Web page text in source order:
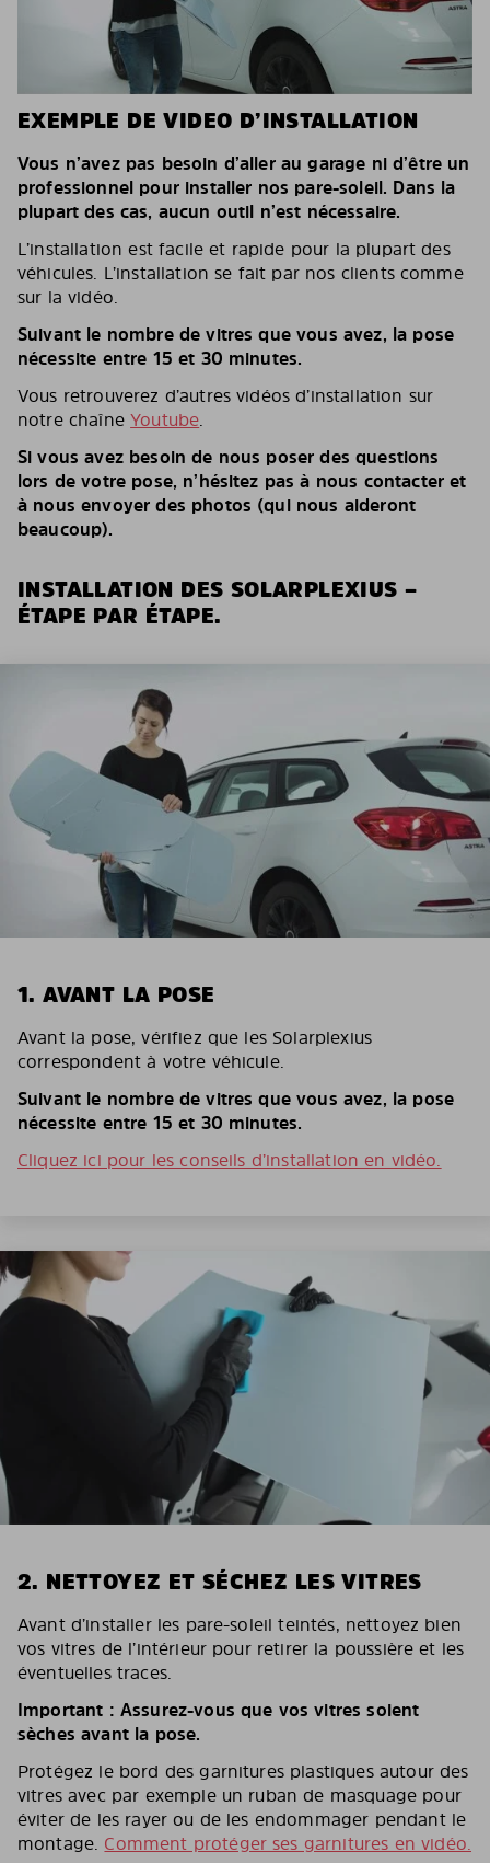
EXEMPLE DE VIDEO D’INSTALLATION
Vous n’avez pas besoin d’aller au garage ni d’être un
professionnel pour installer nos pare-soleil. Dans la
plupart des cas, aucun outil n’est nécessaire.
L’installation est facile et rapide pour la plupart des
véhicules. L’installation se fait par nos clients comme
sur la vidéo.
Suivant le nombre de vitres que vous avez, la pose
nécessite entre 15 et 30 minutes.
Vous retrouverez d’autres vidéos d’installation sur
notre chaîneYoutube.
Si vous avez besoin de nous poser des questions
lors de votre pose, n’hésitez pas à nous contacter et
à nous envoyer des photos (qui nous aideront
beaucoup).
INSTALLATION DES SOLARPLEXIUS –
ÉTAPE PAR ÉTAPE.
1. AVANT LA POSE
Avant la pose, vérifiez que les Solarplexius
correspondent à votre véhicule.
Suivant le nombre de vitres que vous avez, la pose
nécessite entre 15 et 30 minutes.
Cliquez ici pour les conseils d’installation en vidéo.
2. NETTOYEZ ET SÉCHEZ LES VITRES
Avant d’installer les pare-soleil teintés, nettoyez bien
vos vitres de l’intérieur pour retirer la poussière et les
éventuelles traces.
Important : Assurez-vous que vos vitres soient
sèches avant la pose.
Protégez le bord des garnitures plastiques autour des
vitres avec par exemple un ruban de masquage pour
éviter de les rayer ou de les endommager pendant le
montage. Comment protéger ses garnitures en vidéo.